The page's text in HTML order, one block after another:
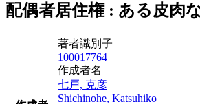
配偶者居住権 : ある皮肉
著者識別子
100017764
作成者名
七戸, 克彦
Shichinohe, Katsuhiko